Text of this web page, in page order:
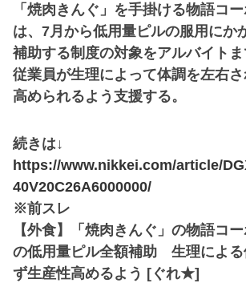
「焼肉きんぐ」を手掛ける物語コ
は、7月から低用量ピルの服用にか
補助する制度の対象をアルバイト
従業員が生理によって体調を左右
高められるよう支援する。
続きは↓
https://www.nikkei.com/article/
40V20C26A6000000/
※前スレ
【外食】「焼肉きんぐ」の物語コ
の低用量ピル全額補助 生理による
ず生産性高めるよう [ぐれ★]